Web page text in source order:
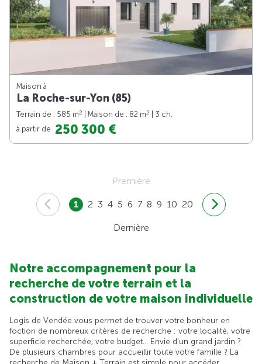
Maison à
La Roche-sur-Yon (85)
Terrain de : 585 m2 | Maison de : 82 m2
| 3 ch.
à partir de 250 300 €
Première
1 2 3 4 5 6 7 8 9 10 20
Dernière
Notre accompagnement pour la
recherche de votre terrain et la
construction de votre maison individuelle
Logis de Vendée vous permet de trouver votre bonheur en
foction de nombreux critères de recherche : votre localité, votre
superficie recherchée, votre budget... Envie d'un grand jardin ?
De plusieurs chambres pour accueillir toute votre famille ? La